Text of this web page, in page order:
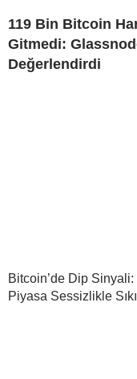
119 Bin Bitcoin
Gitmedi:
Değerlendirdi
Bitcoin’de Dip Sinyali:
Piyasa Sessizlikle